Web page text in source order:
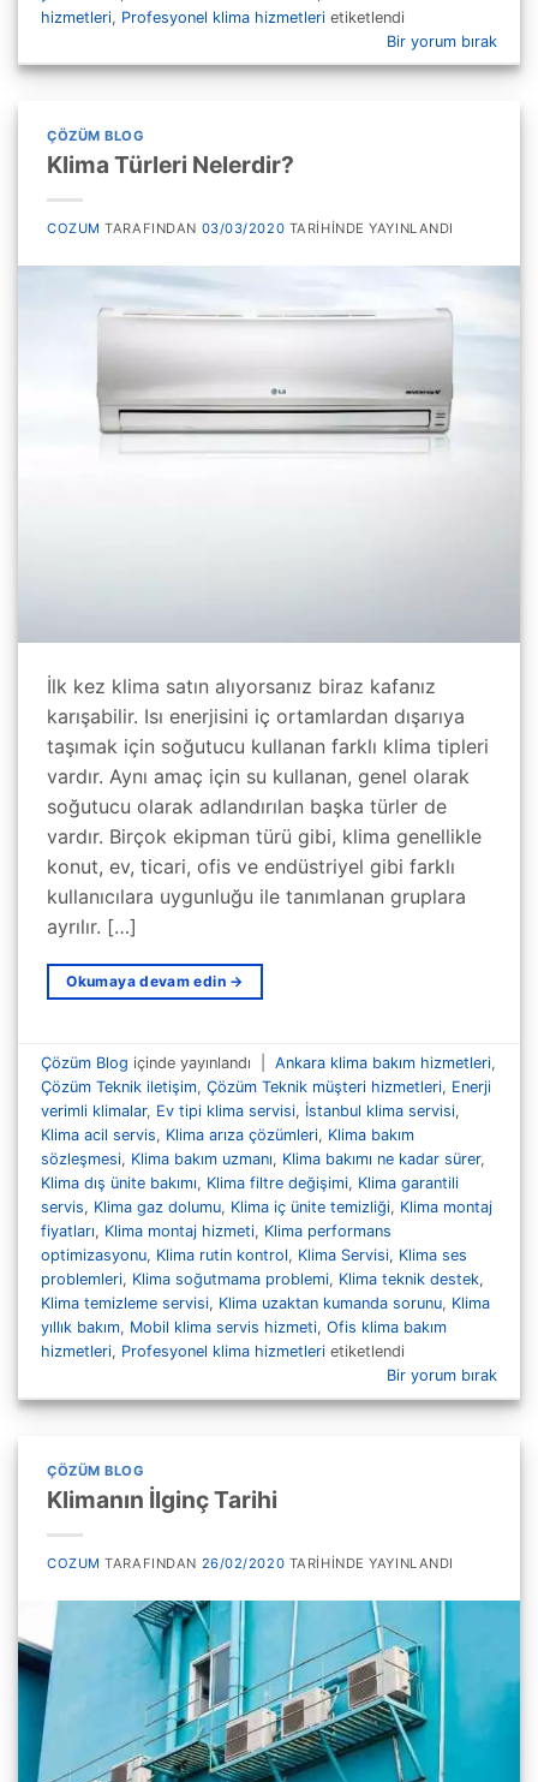
hizmetleri, Profesyonel klima hizmetleri etiketlendi
Bir yorum bırak
ÇÖZÜM BLOG
Klima Türleri Nelerdir?
COZUM TARAFINDAN 03/03/2020 TARIHINDE YAYINLANDI
İlk kez klima satın alıyorsanız biraz kafanız
karışabilir. Isı enerjisini iç ortamlardan dışarıya
taşımak için soğutucu kullanan farklı klima tipleri
vardır. Aynı amaç için su kullanan, genel olarak
soğutucu olarak adlandırılan başka türler de
vardır. Birçok ekipman türü gibi, klima genellikle
konut, ev, ticari, ofis ve endüstriyel gibi farklı
kullanıcılara uygunluğu ile tanımlanan gruplara
ayrılır. […]
Okumaya devam edin →
Çözüm Blog içinde yayınlandı Ankara klima bakım hizmetleri,
Çözüm Teknik iletişim,Çözüm Teknik müşteri hizmetleri, Enerji
verimli klimalar, Ev tipi klima servisi, İstanbul klima servisi,
Klima acil servis, Klima arıza çözümleri, Klima bakım
sözleşmesi, Klima bakım uzmanı, Klima bakımı ne kadar sürer,
Klima dış ünite bakımı, Klima filtre değişimi, Klima garantili
servis, Klima gaz dolumu, Klima iç ünite temizliği, Klima montaj
fiyatları, Klima montaj hizmeti, Klima performans
optimizasyonu, Klima rutin kontrol, Klima Servisi, Klima ses
problemleri, Klima soğutmama problemi, Klima teknik destek,
Klima temizleme servisi, Klima uzaktan kumanda sorunu, Klima
yıllık bakım, Mobil klima servis hizmeti,Ofis klima bakım
hizmetleri, Profesyonel klima hizmetleri etiketlendi
Bir yorum bırak
ÇÖZÜM BLOG
Klimanın İlginç Tarihi
COZUM TARAFINDAN 26/02/2020 TARIHINDE YAYINLANDI